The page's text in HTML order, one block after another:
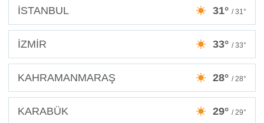
İSTANBUL 31° / 31°
İZMİR 33° / 33°
KAHRAMANMARAŞ 28° / 28°
KARABÜK 29° / 29°